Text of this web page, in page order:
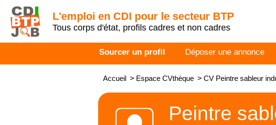
L'emploi en CDI pour le secteur BTP
Tous corps d'état, profils cadres et non cadres
Sourcer un profil Déposer une annonce
Accueil > Espace CVthèque > CV Peintre sableur
Peintre